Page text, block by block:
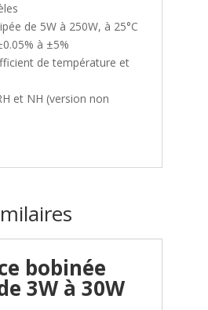
de 5W à 250W, à 25°C
à ±5%
de température et
et NH (version non
bobinée
3W à 30W